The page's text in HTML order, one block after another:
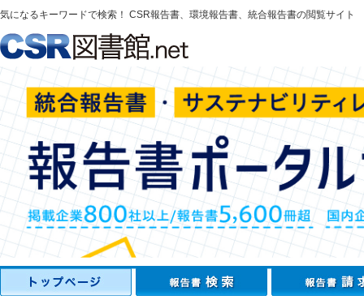
気になるキーワードで検索！ CSR報告書、環境報告書、統合報告書の閲覧サイト